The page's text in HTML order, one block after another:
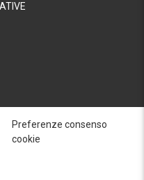
Preferenze consenso
cookie